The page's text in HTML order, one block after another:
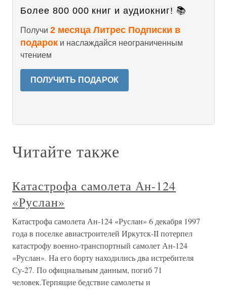
Более 800 000 книг и аудиокниг! 📚
Получи 2 месяца Литрес Подписки в
подарок и наслаждайся неограниченным
чтением
ПОЛУЧИТЬ ПОДАРОК
Читайте также
Катастрофа самолета Ан-124
«Руслан»
Катастрофа самолета Ан-124 «Руслан» 6 декабря 1997
года в поселке авиастроителей Иркутск-II потерпел
катастрофу военно-транспортный самолет Ан-124
«Руслан». На его борту находились два истребителя
Су-27. По официальным данным, погиб 71
человек.Терпящие бедствие самолеты и